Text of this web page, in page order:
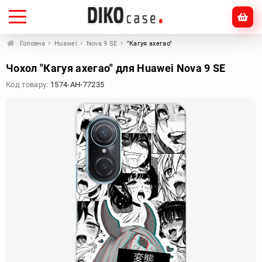
Головна Huawei Nova 9 SE "Кагуя ахегао"
Чохол "Кагуя ахегао" для Huawei Nova 9 SE
Код товару: 1574-AH-77235